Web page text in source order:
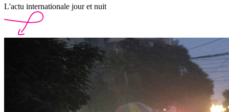
L'actu internationale jour et nuit